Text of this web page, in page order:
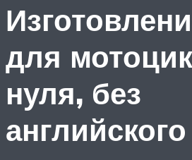
для
нуля, без